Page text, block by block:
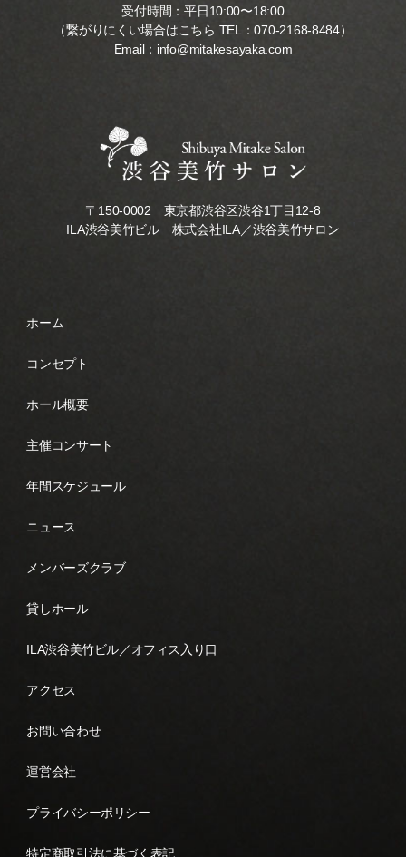
受付時間：平日10:00〜18:00
（繋がりにくい場合はこちら TEL：070-2168-8484）
Email： info@mitakesayaka.com
〒150-0002 東京都渋谷区渋谷1丁目12-8
ILA渋谷美竹ビル 株式会社ILA／渋谷美竹サロン
ホーム
コンセプト
ホール概要
主催コンサート
年間スケジュール
ニュース
メンバーズクラブ
貸しホール
ILA渋谷美竹ビル／オフィス入り口
アクセス
お問い合わせ
運営会社
プライバシーポリシー
特定商取引法に基づく表記